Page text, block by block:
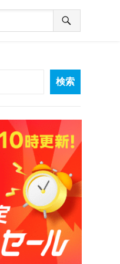
検索